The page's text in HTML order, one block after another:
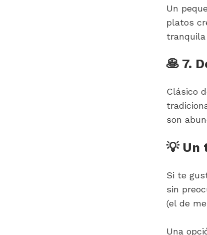
Un
platos
🥞 7.
Clásico
son
💡 Un
Si te
sin
(el de
Una